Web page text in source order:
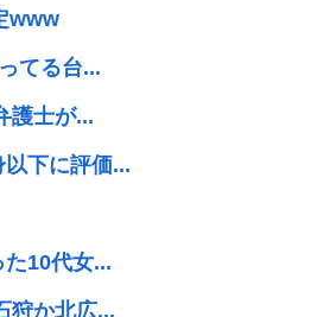
www
てる台...
護士が...
下に評価...
10代女...
狩か北広...